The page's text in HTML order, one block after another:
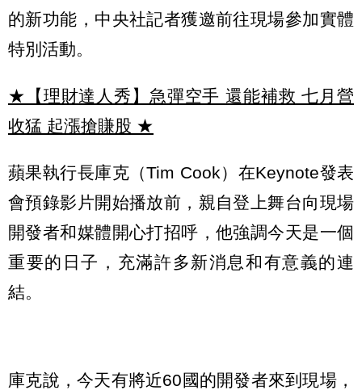
的新功能，中央社記者獲邀前往現場參加實體
特別活動。
★【理財達人秀】急彈空手 還能補救 七月營
收猛 起漲搶賺股 ★
蘋果執行長庫克（Tim Cook）在Keynote發表
會預錄影片開始播放前，親自登上舞台向現場
開發者和媒體開心打招呼，他強調今天是一個
重要的日子，充滿許多新消息和有意義的連
結。
庫克說，今天有將近60國的開發者來到現場，